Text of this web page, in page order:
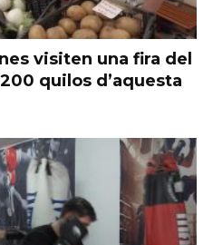
visiten una fira del
quilos d’aquesta